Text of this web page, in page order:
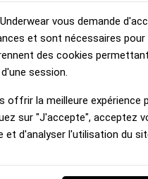
vous demande
et sont nécessaires
des cookies
session.
offrir la meilleure expérience
sur "J'accepte", acceptez
et d'analyser l'utilisation du